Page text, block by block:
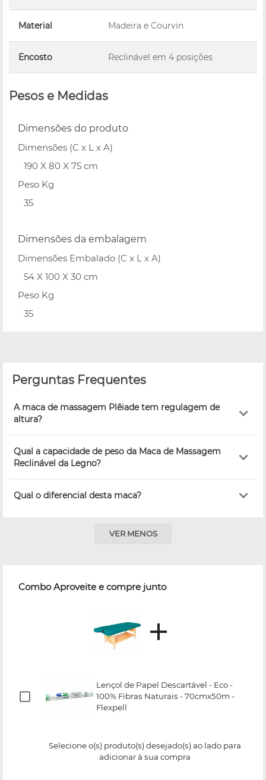
Material Madeira e Courvin
Encosto Reclinável em 4 posições
Pesos e Medidas
Dimensões do produto
Dimensões (C x L x A)
190 X 80 X 75 cm
Peso Kg
35
Dimensões da embalagem
Dimensões Embalado (C x L x A)
54 X 100 X 30 cm
Peso Kg
35
Perguntas Frequentes
A maca de massagem Plêiade tem regulagem de
altura?
Qual a capacidade de peso da Maca de Massagem
Reclinável da Legno?
Qual o diferencial desta maca?
VER MENOS
Combo Aproveite e compre junto
Lençol de Papel Descartável - Eco -
100% Fibras Naturais - 70cmx50m -
Flexpell
Selecione o(s) produto(s) desejado(s) ao lado para
adicionar à sua compra